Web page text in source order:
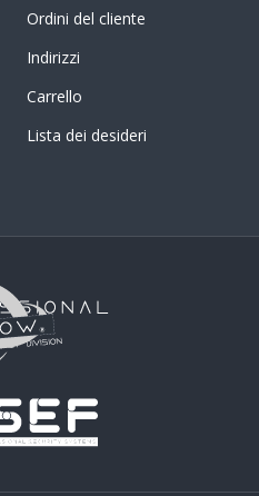
Ordini del cliente
Indirizzi
Carrello
Lista dei desideri